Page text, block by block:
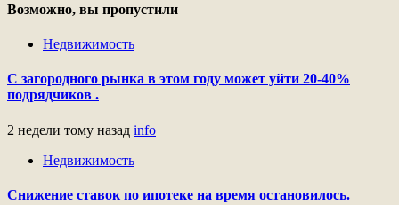
Возможно, вы пропустили
Недвижимость
С загородного рынка в этом году может уйти 20-40%
подрядчиков .
2 недели тому назад info
Недвижимость
Снижение ставок по ипотеке на время остановилось.